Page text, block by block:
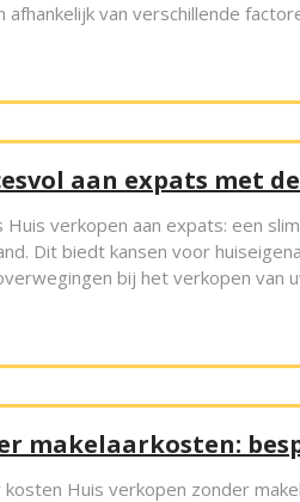
afhankelijk van verschillende
aan expats met
Huis verkopen aan expats: een
Dit biedt kansen voor
bij het verkopen van
makelaarkosten:
Huis verkopen zonder